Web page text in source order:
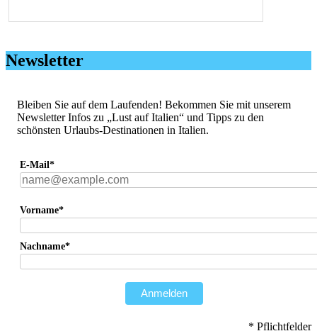
Newsletter
Bleiben Sie auf dem Laufenden! Bekommen Sie mit unserem
Newsletter Infos zu „Lust auf Italien“ und Tipps zu den
schönsten Urlaubs-Destinationen in Italien.
E-Mail*
Vorname*
Nachname*
Anmelden
* Pflichtfelder